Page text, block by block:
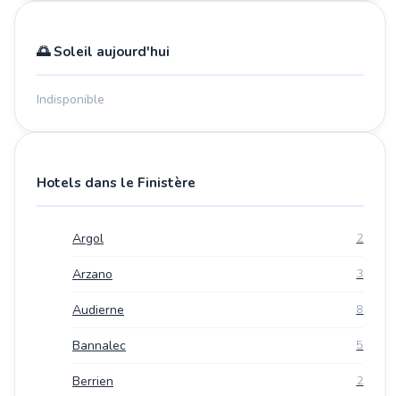
🌅 Soleil aujourd'hui
Indisponible
Hotels dans le Finistère
Argol 2
Arzano 3
Audierne 8
Bannalec 5
Berrien 2